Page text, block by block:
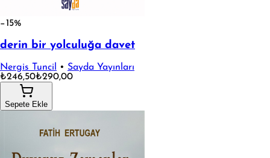
−15%
derin bir yolculuğa davet
Nergis Tuncil • Sayda Yayınları
₺246,50₺290,00
Sepete Ekle